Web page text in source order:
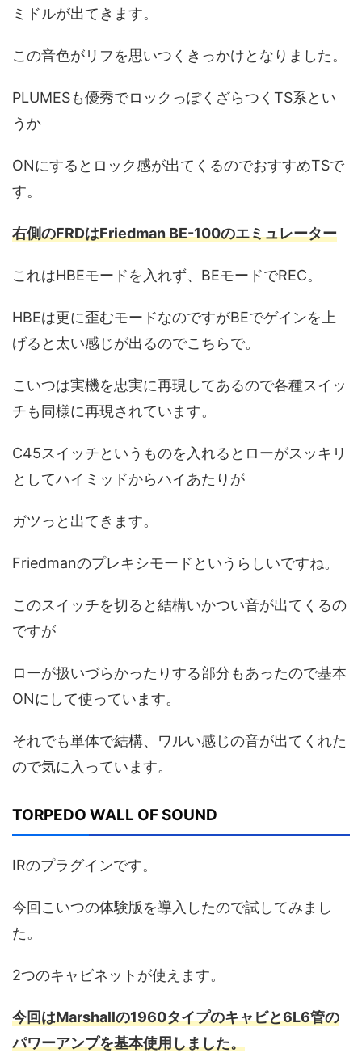
ミドルが出てきます。
この音色がリフを思いつくきっかけとなりました。
PLUMESも優秀でロックっぽくざらつくTS系とい
うか
ONにするとロック感が出てくるのでおすすめTSで
す。
右側のFRDはFriedman BE-100のエミュレーター
これはHBEモードを入れず、BEモードでREC。
HBEは更に歪むモードなのですがBEでゲインを上
げると太い感じが出るのでこちらで。
こいつは実機を忠実に再現してあるので各種スイッ
チも同様に再現されています。
C45スイッチというものを入れるとローがスッキリ
としてハイミッドからハイあたりが
ガツっと出てきます。
Friedmanのプレキシモードというらしいですね。
このスイッチを切ると結構いかつい音が出てくるの
ですが
ローが扱いづらかったりする部分もあったので基本
ONにして使っています。
それでも単体で結構、ワルい感じの音が出てくれた
ので気に入っています。
TORPEDO WALL OF SOUND
IRのプラグインです。
今回こいつの体験版を導入したので試してみまし
た。
2つのキャビネットが使えます。
今回はMarshallの1960タイプのキャビと6L6管の
パワーアンプを基本使用しました。